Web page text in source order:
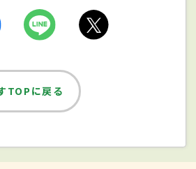
徴で、死亡率は高い。
ルスの感染による。1967
TOPに戻る